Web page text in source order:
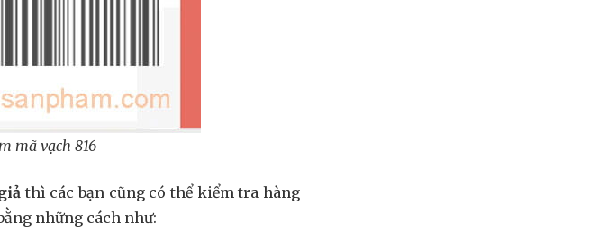
mã vạch 816
thì các bạn cũng có thể kiểm tra hàng
những cách như: